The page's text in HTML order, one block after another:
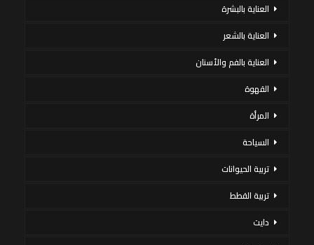
العناية بالبشرة
العناية بالشعر
العناية بالفم والأسنان
القهوة
المرأة
السياحة
تربية الحيوانات
تربية القطط
دايت